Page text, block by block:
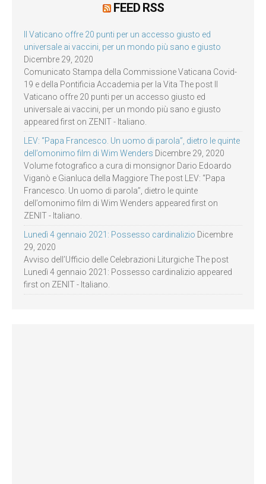
FEED RSS
Il Vaticano offre 20 punti per un accesso giusto ed
universale ai vaccini, per un mondo più sano e giusto
Dicembre 29, 2020
Comunicato Stampa della Commissione Vaticana Covid-
19 e della Pontificia Accademia per la Vita The post Il
Vaticano offre 20 punti per un accesso giusto ed
universale ai vaccini, per un mondo più sano e giusto
appeared first on ZENIT - Italiano.
LEV: “Papa Francesco. Un uomo di parola”, dietro le quinte
dell’omonimo film di Wim Wenders Dicembre 29, 2020
Volume fotografico a cura di monsignor Dario Edoardo
Viganò e Gianluca della Maggiore The post LEV: “Papa
Francesco. Un uomo di parola”, dietro le quinte
dell’omonimo film di Wim Wenders appeared first on
ZENIT - Italiano.
Lunedì 4 gennaio 2021: Possesso cardinalizio Dicembre
29, 2020
Avviso dell’Ufficio delle Celebrazioni Liturgiche The post
Lunedì 4 gennaio 2021: Possesso cardinalizio appeared
first on ZENIT - Italiano.